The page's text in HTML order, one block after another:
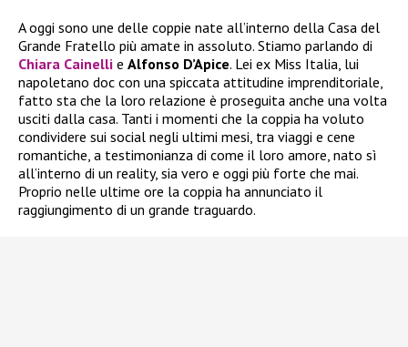
A oggi sono une delle coppie nate all’interno della Casa del
Grande Fratello più amate in assoluto. Stiamo parlando di
Chiara Cainelli e Alfonso D’Apice. Lei ex Miss Italia, lui
napoletano doc con una spiccata attitudine imprenditoriale,
fatto sta che la loro relazione è proseguita anche una volta
usciti dalla casa. Tanti i momenti che la coppia ha voluto
condividere sui social negli ultimi mesi, tra viaggi e cene
romantiche, a testimonianza di come il loro amore, nato sì
all’interno di un reality, sia vero e oggi più forte che mai.
Proprio nelle ultime ore la coppia ha annunciato il
raggiungimento di un grande traguardo.